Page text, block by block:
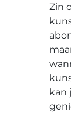
Zin
kan